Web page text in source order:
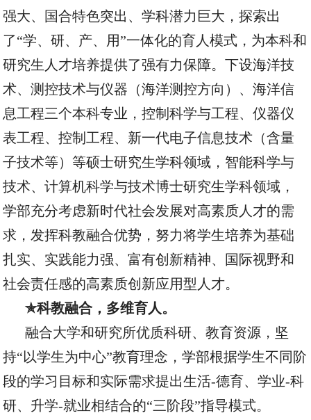
强大、国合特色突出、学科潜力巨大，探索出
了“学、研、产、用”一体化的育人模式，为本科和
研究生人才培养提供了强有力保障。下设海洋技
术、测控技术与仪器（海洋测控方向）、海洋信
息工程三个本科专业 ，控制科学与工程、仪器仪
表工程、控制工程、新一代电子信息技术（含量
子技术等）等硕士研究生学科领域 ，智能科学与
技术、计算机科学与技术博士研究生学科领域，
学部充分考虑新时代社会发展对高素质人才的需
求，发挥科教融合优势，努力将学生培养为基础
扎实、实践能力强、富有创新精神、国际视野和
社会责任感的高素质创新应用型人才。
✯科教融合，多维育人。
融合大学和研究所优质科研、教育资源，坚
持“以学生为中心”教育理念，学部根据学生不同阶
段的学习目标和实际需求提出生活-德育、学业-科
研、升学-就业相结合的“三阶段”指导模式。